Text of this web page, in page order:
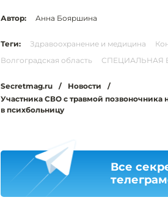
Автор: Анна Бояршина
Теги: Здравоохранение и медицина
Волгоградская область
СПЕЦИАЛЬНАЯ
Secretmag.ru / Новости
/
Участника СВО с травмой позвоночника
в психбольницу
Все